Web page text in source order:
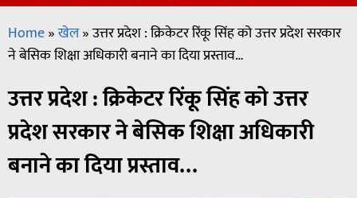
Home»खेल»उत्तर प्रदेश : क्रिकेटर रिंकू सिंह को उत्तर प्रदेश सरकार
ने बेसिक शिक्षा अधिकारी बनाने का दिया प्रस्ताव…
उत्तर प्रदेश : क्रिकेटर रिंकू सिंह को उत्तर
प्रदेश सरकार ने बेसिक शिक्षा अधिकारी
बनाने का दिया प्रस्ताव…